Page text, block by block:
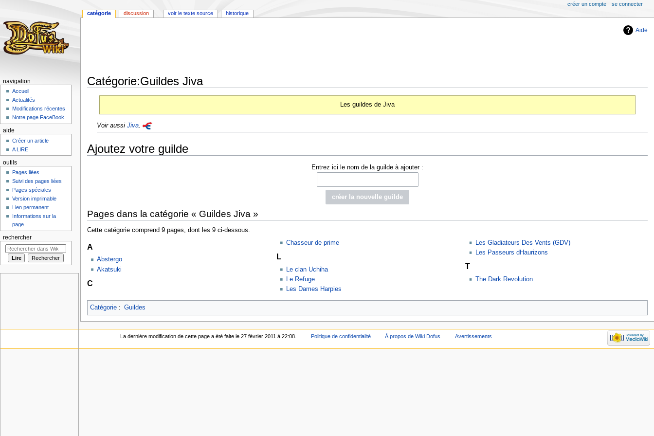
Aide
Catégorie:Guildes Jiva
navigation
recherche
Les guildes de Jiva
Voir aussiJiva.
Ajoutez votre guilde
Entrez ici le nom de la guilde à ajouter :
Pages dans la catégorie « Guildes Jiva »
Cette catégorie comprend 9 pages, dont les 9 ci-dessous.
A
Abstergo
Akatsuki
C
Chasseur de prime
L
Le clan Uchiha
Le Refuge
Les Dames Harpies
Les Gladiateurs Des Vents (GDV)
Les Passeurs dHaurizons
T
The Dark Revolution
Catégorie: Guildes
catégorie discussion voir le texte source historique
créer un compte se connecter
navigation
Accueil
Actualités
Modifications récentes
Notre page FaceBook
aide
Créer un article
A LIRE
outils
Pages liées
Suivi des pages liées
Pages spéciales
Version imprimable
Lien permanent
Informations sur la
page
rechercher
La dernière modification de cette page a été faite le 27 février 2011 à 22:08. Politique de confidentialité À propos de Wiki Dofus Avertissements